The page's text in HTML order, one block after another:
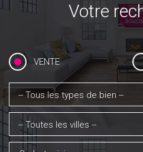
Votre
VENTE
-- Tous les types de bien --
-- Toutes les villes --